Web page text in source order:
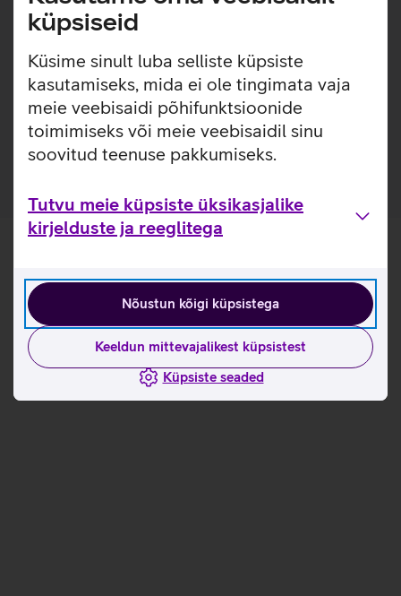
küpsiseid
Küsime sinult luba selliste küpsiste
kasutamiseks, mida ei ole tingimata vaja
meie veebisaidi põhifunktsioonide
toimimiseks või meie veebisaidil sinu
soovitud teenuse pakkumiseks.
Tutvu meie küpsiste üksikasjalike
kirjelduste ja reeglitega
Nõustun kõigi küpsistega
Keeldun mittevajalikest küpsistest
Küpsiste seaded
Maksimaalne laadimisvõimsus kuni 25 W Pixel 10 Pro
XL mudeli puhul ning ligikaudu 15 W Pixel 10 seerial ja
muudel Qi2 seadmetel.
Õhuke laadimisalus ühendub toiteallikaga sisseehitatud
USB‑C kaabli kaudu. Adapter tuleb juurde soetada
eraldi.